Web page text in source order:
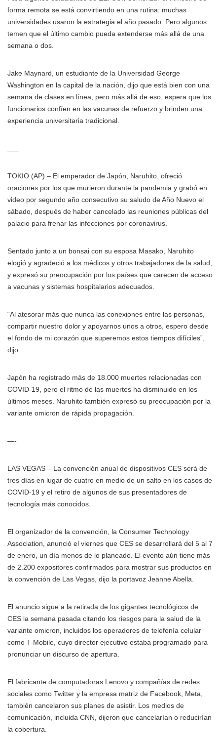
forma remota se está convirtiendo en una rutina: muchas
universidades usaron la estrategia el año pasado. Pero algunos
temen que el último cambio pueda extenderse más allá de una
semana o dos.
Jake Maynard, un estudiante de la Universidad George
Washington en la capital de la nación, dijo que está bien con una
semana de clases en línea, pero más allá de eso, espera que los
funcionarios confíen en las vacunas de refuerzo y brinden una
experiencia universitaria tradicional.
TOKIO (AP) – El emperador de Japón, Naruhito, ofreció
oraciones por los que murieron durante la pandemia y grabó en
video por segundo año consecutivo su saludo de Año Nuevo el
sábado, después de haber cancelado las reuniones públicas del
palacio para frenar las infecciones por coronavirus.
Sentado junto a un bonsai con su esposa Masako, Naruhito
elogió y agradeció a los médicos y otros trabajadores de la salud,
y expresó su preocupación por los países que carecen de acceso
a vacunas y sistemas hospitalarios adecuados.
“Al atesorar más que nunca las conexiones entre las personas,
compartir nuestro dolor y apoyarnos unos a otros, espero desde
el fondo de mi corazón que superemos estos tiempos difíciles”,
dijo.
Japón ha registrado más de 18.000 muertes relacionadas con
COVID-19, pero el ritmo de las muertes ha disminuido en los
últimos meses. Naruhito también expresó su preocupación por la
variante omicron de rápida propagación.
—-
LAS VEGAS – La convención anual de dispositivos CES será de
tres días en lugar de cuatro en medio de un salto en los casos de
COVID-19 y el retiro de algunos de sus presentadores de
tecnología más conocidos.
El organizador de la convención, la Consumer Technology
Association, anunció el viernes que CES se desarrollará del 5 al 7
de enero, un día menos de lo planeado. El evento aún tiene más
de 2.200 expositores confirmados para mostrar sus productos en
la convención de Las Vegas, dijo la portavoz Jeanne Abella.
El anuncio sigue a la retirada de los gigantes tecnológicos de
CES la semana pasada citando los riesgos para la salud de la
variante omicron, incluidos los operadores de telefonía celular
como T-Mobile, cuyo director ejecutivo estaba programado para
pronunciar un discurso de apertura.
El fabricante de computadoras Lenovo y compañías de redes
sociales como Twitter y la empresa matriz de Facebook, Meta,
también cancelaron sus planes de asistir. Los medios de
comunicación, incluida CNN, dijeron que cancelarían o reducirían
la cobertura.